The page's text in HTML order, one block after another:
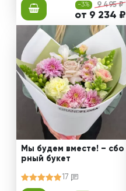
-3% 9 495 ₽
от 9 234 ₽
Мы будем вместе! – сбо
рный букет
17